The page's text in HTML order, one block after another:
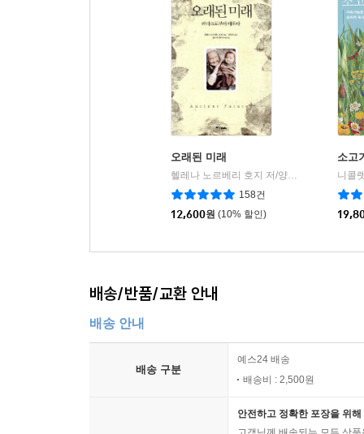
오래된 미래
헬레나 노르베리 호지 저/양희승 역
중앙북
158건
12,600원 (10% 할인)
소고
배송/반품/교환 안내
배송 안내
배송 구분
예스24 배송
배송비 : 2,500원
안전하고 정확한 포장을 위